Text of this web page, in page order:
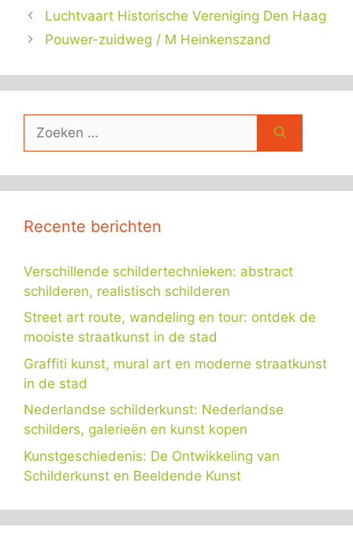
Luchtvaart Historische Vereniging Den Haag
Pouwer-zuidweg / M Heinkenszand
naar:
Recente berichten
Verschillende schildertechnieken: abstract
schilderen, realistisch schilderen
Street art route, wandeling en tour: ontdek de
mooiste straatkunst in de stad
Graffiti kunst, mural art en moderne straatkunst
in de stad
Nederlandse schilderkunst: Nederlandse
schilders, galerieën en kunst kopen
Kunstgeschiedenis: De Ontwikkeling van
Schilderkunst en Beeldende Kunst